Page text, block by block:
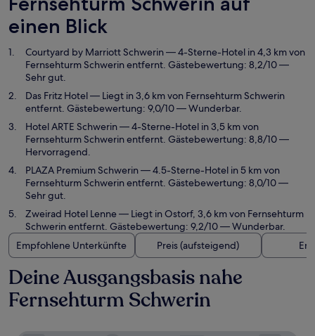
einen Blick
Courtyard by Marriott Schwerin— 4-Sterne-Hotel in 4,3 km von
Fernsehturm Schwerin entfernt. Gästebewertung: 8,2/10 —
Sehr gut.
Das Fritz Hotel— Liegt in 3,6 km von Fernsehturm Schwerin
entfernt. Gästebewertung: 9,0/10 — Wunderbar.
Hotel ARTE Schwerin— 4-Sterne-Hotel in 3,5 km von
Fernsehturm Schwerin entfernt. Gästebewertung: 8,8/10 —
Hervorragend.
PLAZA Premium Schwerin— 4.5-Sterne-Hotel in 5 km von
Fernsehturm Schwerin entfernt. Gästebewertung: 8,0/10 —
Sehr gut.
Zweirad Hotel Lenne— Liegt in Ostorf, 3,6 km von Fernsehturm
Schwerin entfernt. Gästebewertung: 9,2/10 — Wunderbar.
Empfohlene Unterkünfte
Preis (aufsteigend)
Deine Ausgangsbasis nahe
Fernsehturm Schwerin